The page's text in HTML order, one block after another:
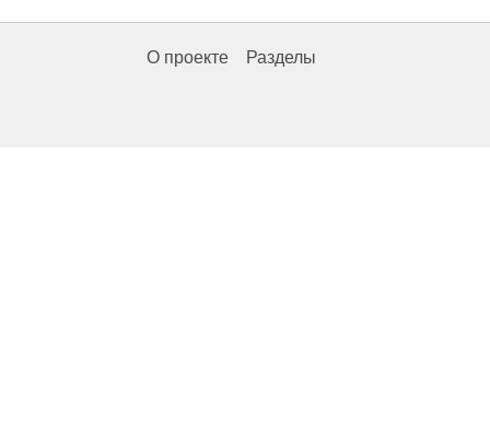
О проекте Разделы